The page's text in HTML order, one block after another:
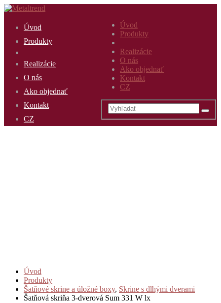
Úvod
Produkty
Realizácie
O nás
Ako objednať
Kontakt
CZ
Úvod
Produkty
Realizácie
O nás
Ako objednať
Kontakt
CZ
Úvod
Produkty
Šatňové skrine a úložné boxy, Skrine s dlhými dverami
Šatňová skriňa 3-dverová Sum 331 W lx